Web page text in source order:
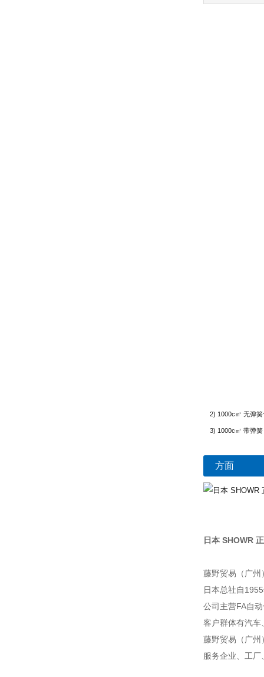
注2) 1000c㎥ 无弹
注3) 1000c㎥ 带弹簧
方面
日本 SHOWR
藤野贸易（广州
日本总社自
公司主营FA自
客户群体有汽车
藤野贸易（广州
服务企业、工